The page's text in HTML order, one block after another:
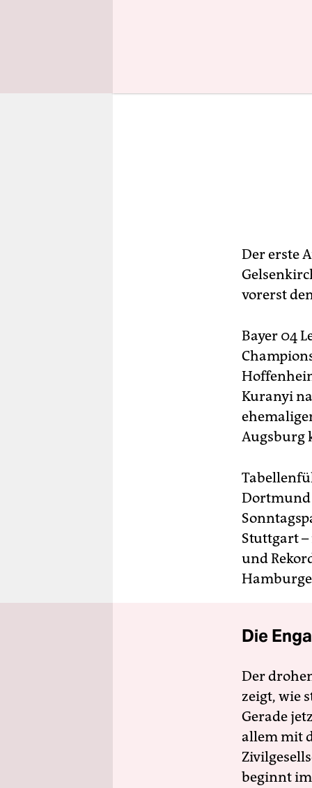
Der erste
vorerst
Bayer 04
Kuranyi
Augsburg
Dortmund
Stuttgart –
und
Die
Der
zeigt, wie
Gerade
allem mit
beginnt